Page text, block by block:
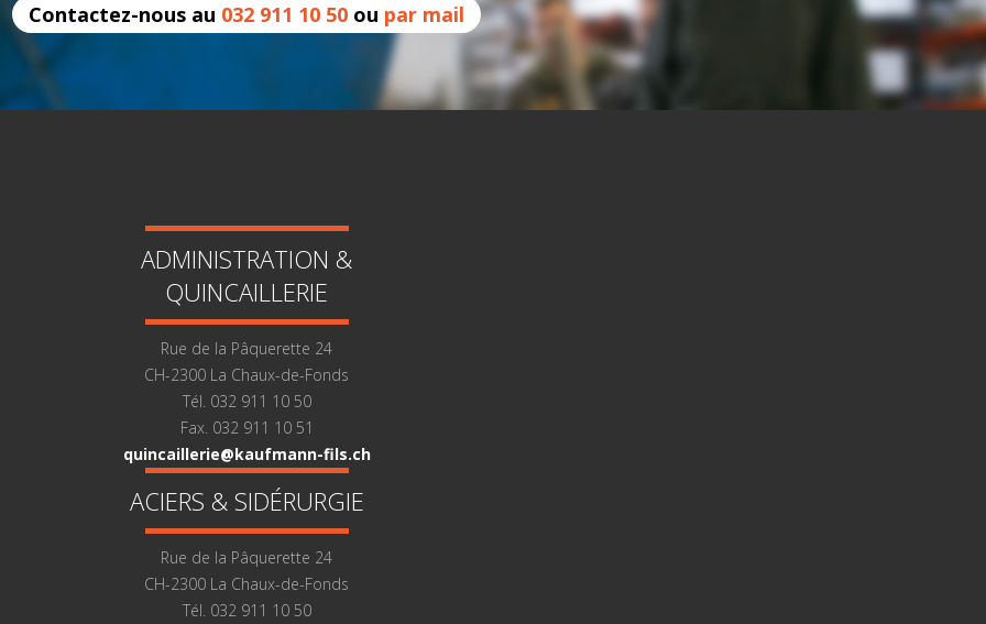
Contactez-nous au 032 911 10 50 ou par mail
ADMINISTRATION &
QUINCAILLERIE
Rue de la Pâquerette 24
CH-2300 La Chaux-de-Fonds
Tél. 032 911 10 50
Fax. 032 911 10 51
quincaillerie@kaufmann-fils.ch
ACIERS & SIDÉRURGIE
Rue de la Pâquerette 24
CH-2300 La Chaux-de-Fonds
Tél. 032 911 10 50